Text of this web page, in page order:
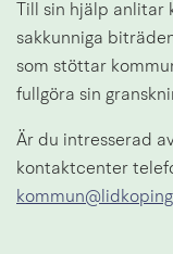
Till sin hjälp
sakkunniga
som stöttar
fullgöra sin
Är du intresserad
kontaktcenter